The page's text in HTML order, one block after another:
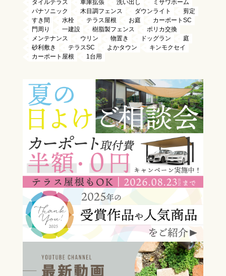
タイルテラス
車庫拡張 洗い出し
ミサワホーム
パナソニック
木目調フェンス ダウンライト
剪定
すき間
水栓 テラス屋根 お庭
カーポートSC
門周り
一建設 樹脂製フェンス
ポリカ交換
メンテナンス
ウリン 物置き ドッグラン
庭
砂利敷き
テラスSC よかタウン
キンモクセイ
カーポート屋根
1台用